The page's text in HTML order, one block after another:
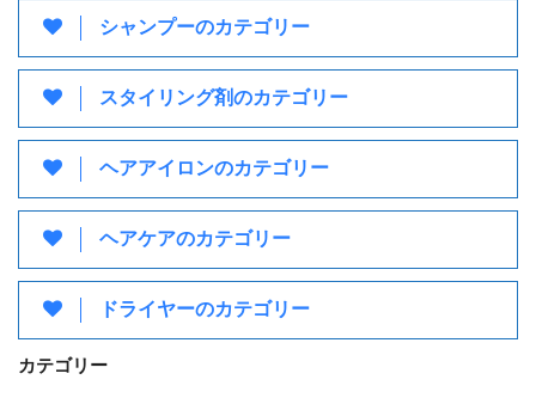
シャンプーのカテゴリー
スタイリング剤のカテゴリー
ヘアアイロンのカテゴリー
ヘアケアのカテゴリー
ドライヤーのカテゴリー
カテゴリー